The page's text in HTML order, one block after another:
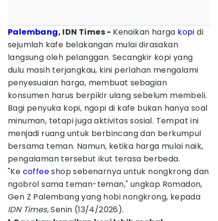
Palembang, IDN Times - Kenaikan harga kopi di
sejumlah kafe belakangan mulai dirasakan
langsung oleh pelanggan. Secangkir kopi yang
dulu masih terjangkau, kini perlahan mengalami
penyesuaian harga, membuat sebagian
konsumen harus berpikir ulang sebelum membeli.
Bagi penyuka kopi, ngopi di kafe bukan hanya soal
minuman, tetapi juga aktivitas sosial. Tempat ini
menjadi ruang untuk berbincang dan berkumpul
bersama teman. Namun, ketika harga mulai naik,
pengalaman tersebut ikut terasa berbeda.
"Ke coffeeshop sebenarnya untuk nongkrong dan
ngobrol sama teman-teman," ungkap Romadon,
Gen Z Palembang yang hobi nongkrong, kepada
IDN Times, Senin (13/4/2026).